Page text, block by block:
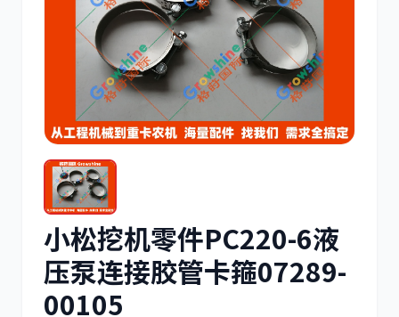
日立 久保田
三菱 博世
小松挖机零件PC220-6液
压泵连接胶管卡箍07289-
00105